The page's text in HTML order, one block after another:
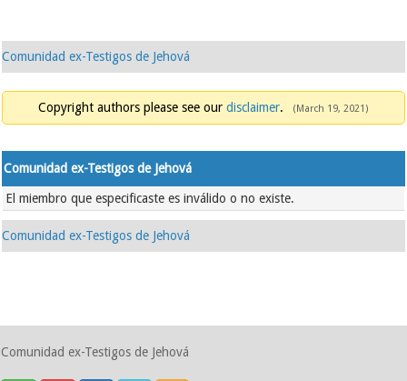
Comunidad ex-Testigos de Jehová
Copyright authors please see our disclaimer. (March 19, 2021)
Comunidad ex-Testigos de Jehová
El miembro que especificaste es inválido o no existe.
Comunidad ex-Testigos de Jehová
Comunidad ex-Testigos de Jehová